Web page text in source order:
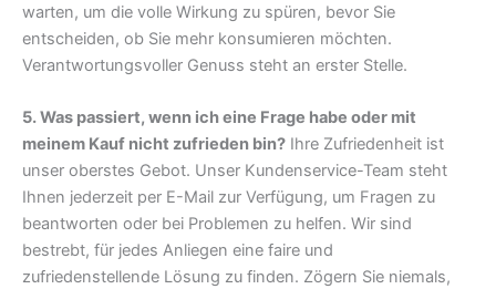
warten, um die volle Wirkung zu spüren, bevor Sie
entscheiden, ob Sie mehr konsumieren möchten.
Verantwortungsvoller Genuss steht an erster Stelle.
5. Was passiert, wenn ich eine Frage habe oder mit
meinem Kauf nicht zufrieden bin? Ihre Zufriedenheit ist
unser oberstes Gebot. Unser Kundenservice-Team steht
Ihnen jederzeit per E-Mail zur Verfügung, um Fragen zu
beantworten oder bei Problemen zu helfen. Wir sind
bestrebt, für jedes Anliegen eine faire und
zufriedenstellende Lösung zu finden. Zögern Sie niemals,